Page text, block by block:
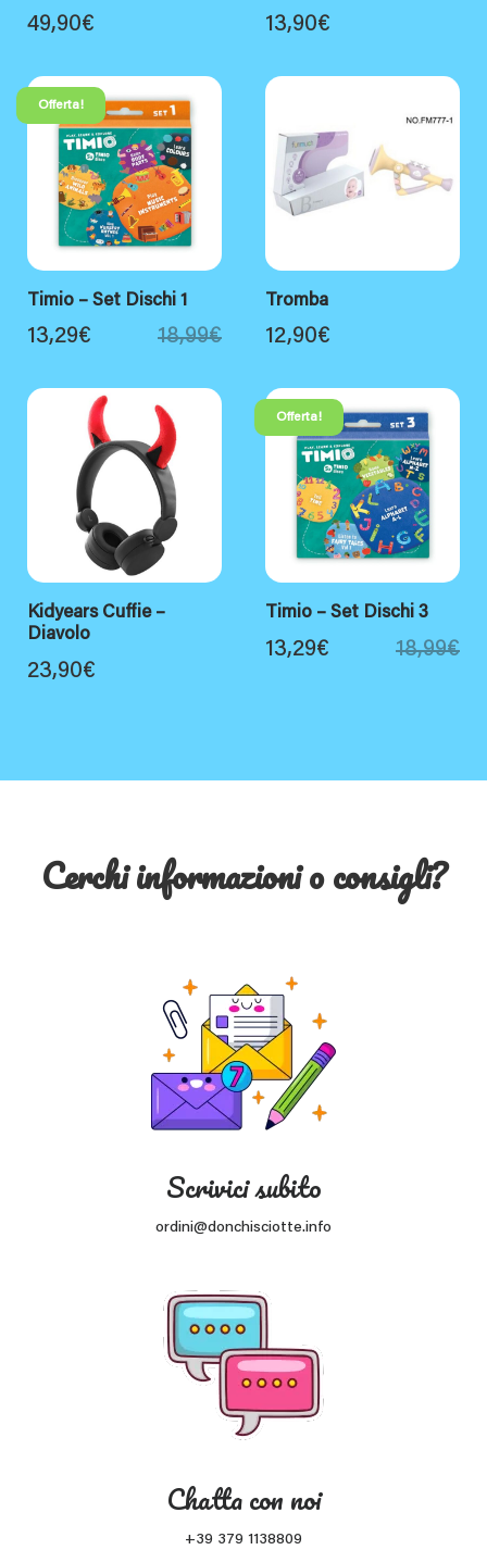
49,90€ 13,90€
Offerta!
Timio – Set Dischi 1
18,99€
13,29€
Tromba
12,90€
Kidyears Cuffie –
Diavolo
23,90€
Offerta!
Timio – Set Dischi 3
18,99€
13,29€
Cerchi informazioni o consigli?
Scrivici subito
ordini@donchisciotte.info
Chatta con noi
+39 379 1138809